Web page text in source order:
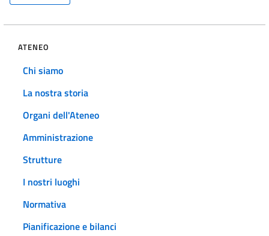
ATENEO
Chi siamo
La nostra storia
Organi dell'Ateneo
Amministrazione
Strutture
I nostri luoghi
Normativa
Pianificazione e bilanci